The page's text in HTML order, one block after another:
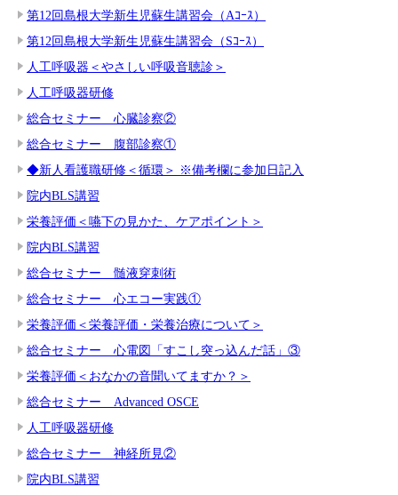
第12回島根大学新生児蘇生講習会（Aｺｰｽ）
第12回島根大学新生児蘇生講習会（Sｺｰｽ）
人工呼吸器＜やさしい呼吸音聴診＞
人工呼吸器研修
総合セミナー 心臓診察②
総合セミナー 腹部診察①
◆新人看護職研修＜循環＞ ※備考欄に参加日記入
院内BLS講習
栄養評価＜嚥下の見かた、ケアポイント＞
院内BLS講習
総合セミナー 髄液穿刺術
総合セミナー 心エコー実践①
栄養評価＜栄養評価・栄養治療について＞
総合セミナー 心電図「すこし突っ込んだ話」③
栄養評価＜おなかの音聞いてますか？＞
総合セミナー Advanced OSCE
人工呼吸器研修
総合セミナー 神経所見②
院内BLS講習